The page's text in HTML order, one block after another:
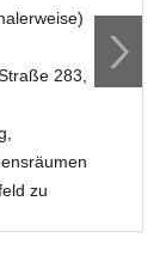
283,
zu